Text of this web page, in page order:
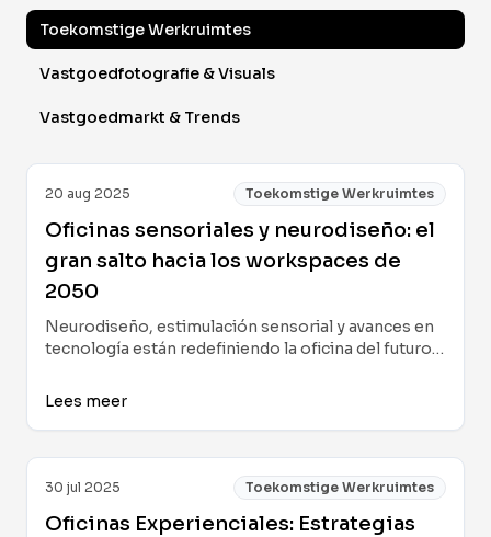
Toekomstige Werkruimtes
Vastgoedfotografie & Visuals
Vastgoedmarkt & Trends
20 aug 2025 Toekomstige Werkruimtes
Oficinas sensoriales y neurodiseño: el
gran salto hacia los workspaces de
2050
Neurodiseño, estimulación sensorial y avances en
tecnología están redefiniendo la oficina del futuro.
ciencia y el diseño convergen para crear espacios
humanos que impulsarán la innovación y el
bienestar en 2050.
Lees meer
30 jul 2025 Toekomstige Werkruimtes
Oficinas Experienciales: Estrategias